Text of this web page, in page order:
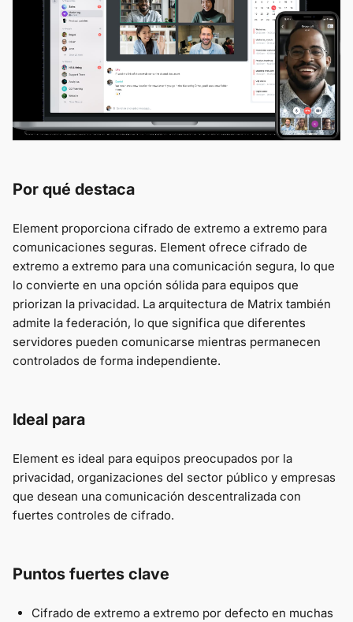
Por qué destaca
Element proporciona cifrado de extremo a extremo para
comunicaciones seguras. Element ofrece cifrado de
extremo a extremo para una comunicación segura, lo que
lo convierte en una opción sólida para equipos que
priorizan la privacidad. La arquitectura de Matrix también
admite la federación, lo que significa que diferentes
servidores pueden comunicarse mientras permanecen
controlados de forma independiente.
Ideal para
Element es ideal para equipos preocupados por la
privacidad, organizaciones del sector público y empresas
que desean una comunicación descentralizada con
fuertes controles de cifrado.
Puntos fuertes clave
Cifrado de extremo a extremo por defecto en muchas